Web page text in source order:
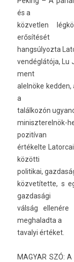
és a
köz­vetl­en
erősítését
han­gsúlyoz­ta
vendéglátója, Lu
ment
alelnöke
a
találkozón
pozitívan
értékelte
közötti
politikai,
közvetítette, s
gazdasági
válság ellenére
meg­halad­ta a
tavalyi értéket.
MAGYAR SZÓ: A